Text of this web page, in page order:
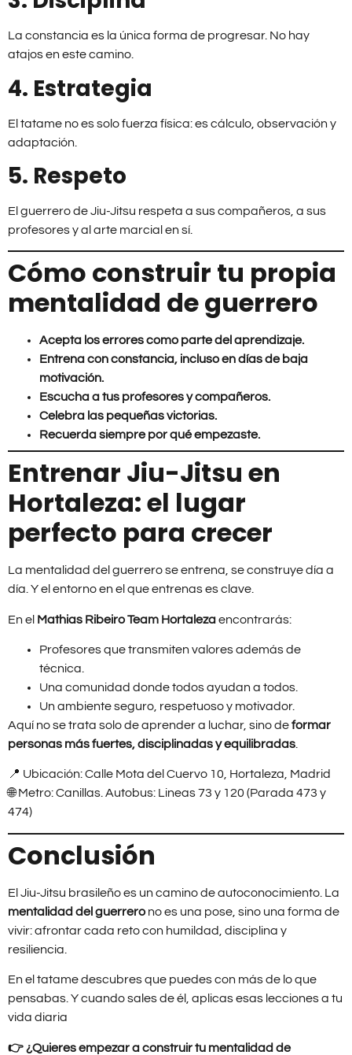
La constancia es la única forma de progresar. No hay
atajos en este camino.
4. Estrategia
El tatame no es solo fuerza física: es cálculo, observación y
adaptación.
5. Respeto
El guerrero de Jiu-Jitsu respeta a sus compañeros, a sus
profesores y al arte marcial en sí.
Cómo construir tu propia
mentalidad de guerrero
Acepta los errores como parte del aprendizaje.
Entrena con constancia, incluso en días de baja
motivación.
Escucha a tus profesores y compañeros.
Celebra las pequeñas victorias.
Recuerda siempre por qué empezaste.
Entrenar Jiu-Jitsu en
Hortaleza: el lugar
perfecto para crecer
La mentalidad del guerrero se entrena, se construye día a
día. Y el entorno en el que entrenas es clave.
En el Mathias Ribeiro Team Hortalezaencontrarás:
Profesores que transmiten valores además de
técnica.
Una comunidad donde todos ayudan a todos.
Un ambiente seguro, respetuoso y motivador.
Aquí no se trata solo de aprender a luchar, sino deformar
personas más fuertes, disciplinadas y equilibradas
📍 Ubicación: Calle Mota del Cuervo 10, Hortaleza, Madrid
🌐 Metro: Canillas. Autobus: Lineas 73 y 120 (Parada 473 y
474)
Conclusión
El Jiu-Jitsu brasileño es un camino de autoconocimiento. La
mentalidad del guerrerono es una pose, sino una forma de
vivir: afrontar cada reto con humildad, disciplina y
resiliencia.
En el tatame descubres que puedes con más de lo que
pensabas. Y cuando sales de él, aplicas esas lecciones a tu
vida diaria
👉 ¿Quieres empezar a construir tu mentalidad de